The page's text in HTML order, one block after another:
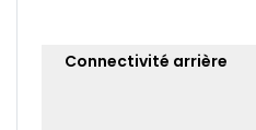
Connectivité arrière